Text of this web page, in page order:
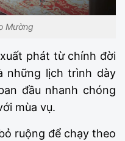
Mường
phát từ chính đời
những lịch trình dày
đầu nhanh chóng
mùa vụ.
ruộng để chạy theo